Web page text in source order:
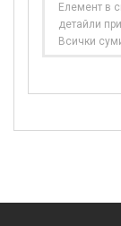
Елемент в
детайли
Всички